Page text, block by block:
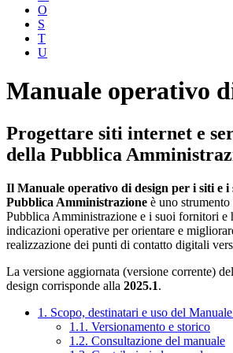
O
S
T
U
Manuale operativo
Progettare siti internet e
della Pubblica
Il Manuale operativo di design per i siti e
Pubblica Amministrazione è uno
Pubblica Amministrazione e i suoi fornitori e
indicazioni operative per orientare e
realizzazione dei punti di contatto digitali
La versione aggiornata (versione corrente)
design corrisponde alla 2025.1.
1. Scopo, destinatari e uso del
1.1. Versionamento e storico
1.2. Consultazione del manuale